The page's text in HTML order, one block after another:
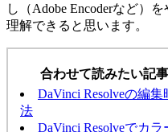
し（Adobe Encoderなど）
理解できると思います。
合わせて読みたい記事
DaVinci Resolveの編
法
DaVinci Resolveでカ